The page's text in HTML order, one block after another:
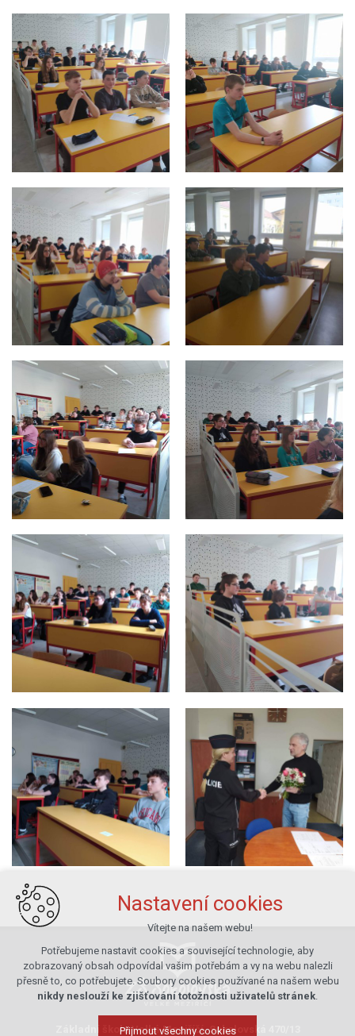
Základní škola Velké Meziříčí, Sokolovská 470/13
Nastavení cookies
Vítejte na našem webu!
Potřebujeme nastavit cookies a související technologie, aby
zobrazovaný obsah odpovídal vašim potřebám a vy na webu nalezli
přesně to, co potřebujete. Soubory cookies používané na našem webu
nikdy neslouží ke zjišťování totožnosti uživatelů stránek.
Přijmout všechny cookies